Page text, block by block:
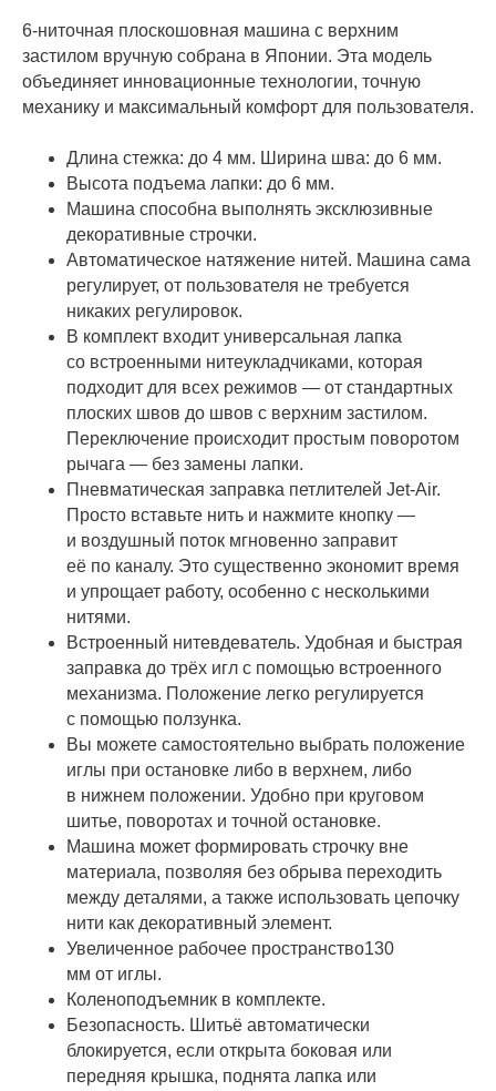
6-ниточная плоскошовная машина с верхним
застилом вручную собрана в Японии. Эта модель
объединяет инновационные технологии, точную
механику и максимальный комфорт для пользователя.
Длина стежка: до 4 мм. Ширина шва: до 6 мм.
Высота подъема лапки: до 6 мм.
Машина способна выполнять эксклюзивные
декоративные строчки.
Автоматическое натяжение нитей. Машина сама
регулирует, от пользователя не требуется
никаких регулировок.
В комплект входит универсальная лапка
со встроенными нитеукладчиками, которая
подходит для всех режимов — от стандартных
плоских швов до швов с верхним застилом.
Переключение происходит простым поворотом
рычага — без замены лапки.
Пневматическая заправка петлителей Jet-Air.
Просто вставьте нить и нажмите кнопку —
и воздушный поток мгновенно заправит
её по каналу. Это существенно экономит время
и упрощает работу, особенно с несколькими
нитями.
Встроенный нитевдеватель. Удобная и быстрая
заправка до трёх игл с помощью встроенного
механизма. Положение легко регулируется
с помощью ползунка.
Вы можете самостоятельно выбрать положение
иглы при остановке либо в верхнем, либо
в нижнем положении. Удобно при круговом
шитье, поворотах и точной остановке.
Машина может формировать строчку вне
материала, позволяя без обрыва переходить
между деталями, а также использовать цепочку
нити как декоративный элемент.
Увеличенное рабочее пространство130
мм от иглы.
Коленоподъемник в комплекте.
Безопасность. Шитьё автоматически
блокируется, если открыта боковая или
передняя крышка, поднята лапка или